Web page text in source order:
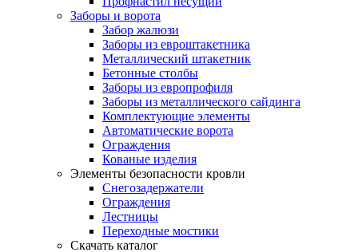
Заборы и ворота
Забор жалюзи
Заборы из евроштакетника
Металлический штакетник
Бетонные столбы
Заборы из европрофиля
Заборы из металлического сайдинга
Комплектующие элементы
Автоматические ворота
Ограждения
Кованые изделия
Элементы безопасности кровли
Снегозадержатели
Ограждения
Лестницы
Переходные мостики
Скачать каталог